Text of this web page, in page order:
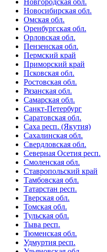
Новосибирская обл.
Омская обл.
Оренбургская обл.
Орловская обл.
Пензенская обл.
Пермский край
Приморский край
Псковская обл.
Ростовская обл.
Рязанская обл.
Самарская обл.
Санкт-Петербург
Саратовская обл.
Саха респ. (Якутия)
Сахалинская обл.
Свердловская обл.
Северная Осетия респ.
Смоленская обл.
Ставропольский край
Тамбовская обл.
Татарстан респ.
Тверская обл.
Томская обл.
Тульская обл.
Тыва респ.
Тюменская обл.
Удмуртия респ.